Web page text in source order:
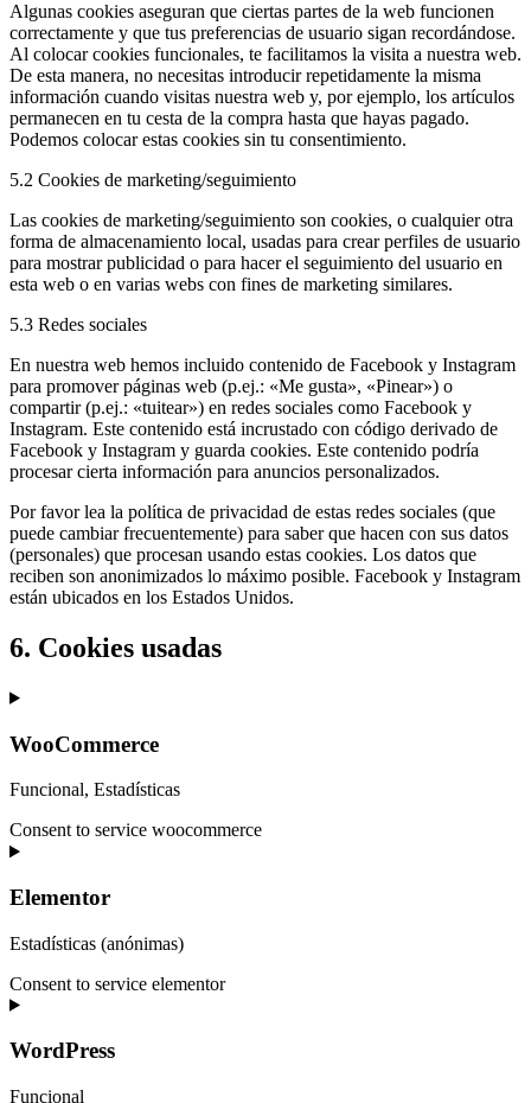
Algunas cookies aseguran que ciertas partes de la web funcionen
correctamente y que tus preferencias de usuario sigan recordándose.
Al colocar cookies funcionales, te facilitamos la visita a nuestra web.
De esta manera, no necesitas introducir repetidamente la misma
información cuando visitas nuestra web y, por ejemplo, los artículos
permanecen en tu cesta de la compra hasta que hayas pagado.
Podemos colocar estas cookies sin tu consentimiento.
5.2 Cookies de marketing/seguimiento
Las cookies de marketing/seguimiento son cookies, o cualquier otra
forma de almacenamiento local, usadas para crear perfiles de usuario
para mostrar publicidad o para hacer el seguimiento del usuario en
esta web o en varias webs con fines de marketing similares.
5.3 Redes sociales
En nuestra web hemos incluido contenido de Facebook y Instagram
para promover páginas web (p.ej.: «Me gusta», «Pinear») o
compartir (p.ej.: «tuitear») en redes sociales como Facebook y
Instagram. Este contenido está incrustado con código derivado de
Facebook y Instagram y guarda cookies. Este contenido podría
procesar cierta información para anuncios personalizados.
Por favor lea la política de privacidad de estas redes sociales (que
puede cambiar frecuentemente) para saber que hacen con sus datos
(personales) que procesan usando estas cookies. Los datos que
reciben son anonimizados lo máximo posible. Facebook y Instagram
están ubicados en los Estados Unidos.
6. Cookies usadas
WooCommerce
Funcional, Estadísticas
Consent to service woocommerce
Elementor
Estadísticas (anónimas)
Consent to service elementor
WordPress
Funcional